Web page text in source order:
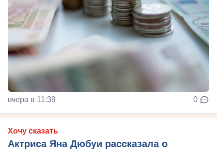
вчера в 11:39 0
Хочу сказать
Актриса Яна Дюбуи рассказала о